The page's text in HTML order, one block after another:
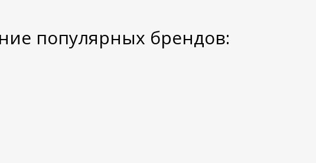
популярных брендов: